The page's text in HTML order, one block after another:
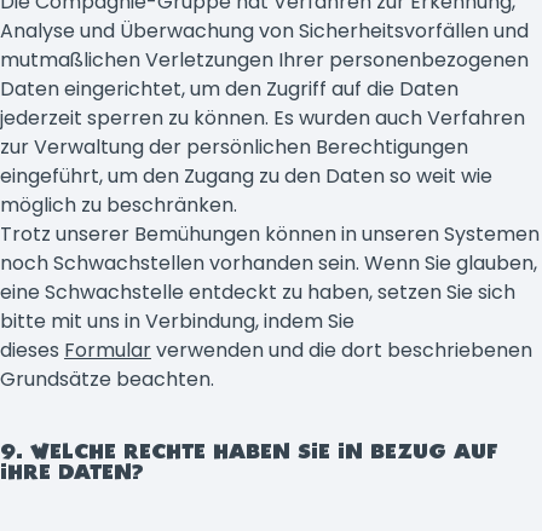
Analyse und Überwachung von Sicherheitsvorfällen und
mutmaßlichen Verletzungen Ihrer personenbezogenen
Daten eingerichtet, um den Zugriff auf die Daten
jederzeit sperren zu können. Es wurden auch Verfahren
zur Verwaltung der persönlichen Berechtigungen
eingeführt, um den Zugang zu den Daten so weit wie
möglich zu beschränken.
Trotz unserer Bemühungen können in unseren Systemen
noch Schwachstellen vorhanden sein. Wenn Sie glauben,
eine Schwachstelle entdeckt zu haben, setzen Sie sich
bitte mit uns in Verbindung, indem Sie
dieses Formularverwenden und die dort beschriebenen
Grundsätze beachten.
9. WELCHE RECHTE HABEN SIE IN BEZUG AUF
IHRE DATEN?